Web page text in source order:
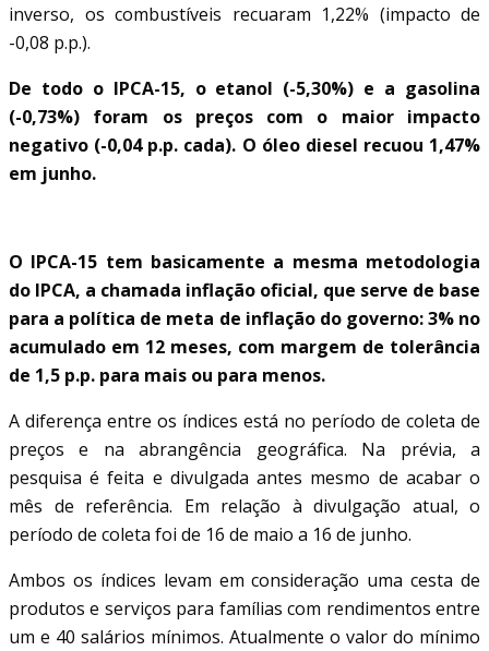
inverso, os combustíveis recuaram 1,22% (impacto de
-0,08 p.p.).
De todo o IPCA-15, o etanol (-5,30%) e a gasolina
(-0,73%) foram os preços com o maior impacto
negativo (-0,04 p.p. cada). O óleo diesel recuou 1,47%
em junho.
O IPCA-15 tem basicamente a mesma metodologia
do IPCA, a chamada inflação oficial, que serve de base
para a política de meta de inflação do governo: 3% no
acumulado em 12 meses, com margem de tolerância
de 1,5 p.p. para mais ou para menos.
A diferença entre os índices está no período de coleta de
preços e na abrangência geográfica. Na prévia, a
pesquisa é feita e divulgada antes mesmo de acabar o
mês de referência. Em relação à divulgação atual, o
período de coleta foi de 16 de maio a 16 de junho.
Ambos os índices levam em consideração uma cesta de
produtos e serviços para famílias com rendimentos entre
um e 40 salários mínimos. Atualmente o valor do mínimo